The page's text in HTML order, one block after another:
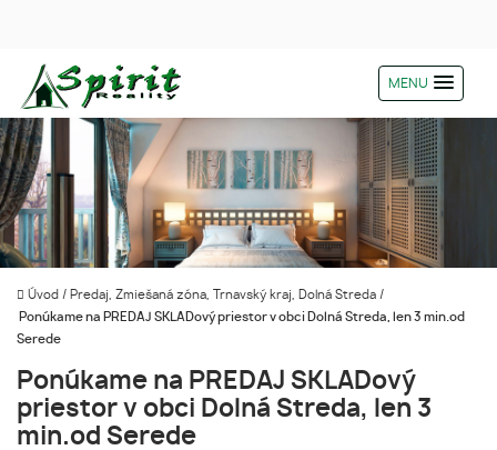
MENU
Úvod / Predaj, Zmiešaná zóna, Trnavský kraj, Dolná Streda /
Ponúkame na PREDAJ SKLADový priestor v obci Dolná Streda, len 3 min.od
Serede
Ponúkame na PREDAJ SKLADový
priestor v obci Dolná Streda, len 3
min.od Serede